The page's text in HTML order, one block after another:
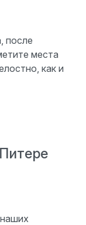
после
места
как и